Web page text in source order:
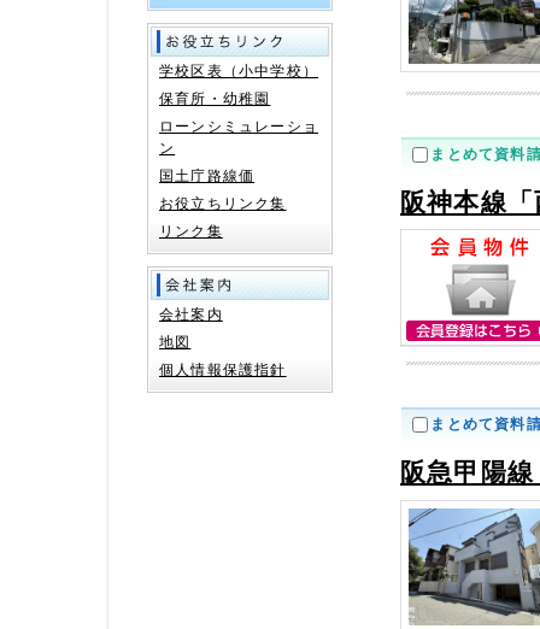
まとめて資料
阪神本線
まとめて資料
阪急甲陽
学校区表（小中学校）
保育所・幼稚園
ローンシミュレーショ
ン
国土庁路線価
お役立ちリンク集
リンク集
会社案内
地図
個人情報保護指針